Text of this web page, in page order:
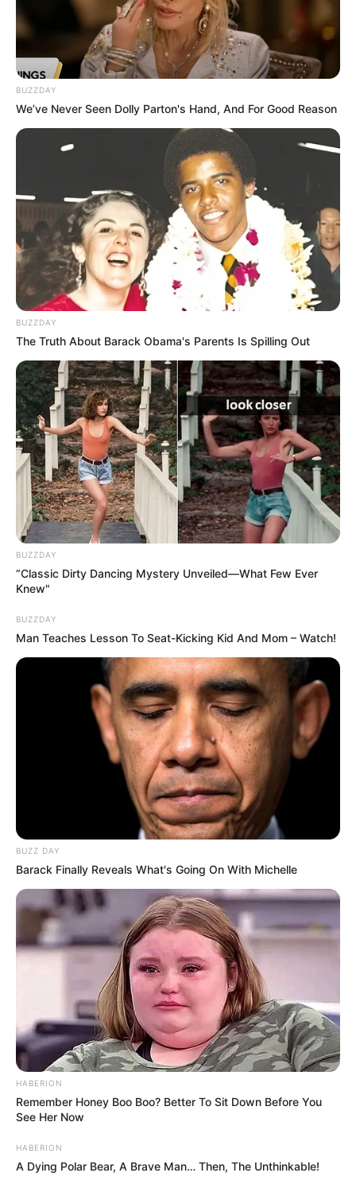
Avec AlloCiné, Vanessa Demouy revient sur
toute cette intrigue et évoque ce qui attend
Rose cet été…
AlloCiné : Qu’avez-vous ressenti en
découvrant le défi culinaire que Rose a décidé
de relever dans “Ici tout commence” ?
Vanessa Demouy :J’étais en joie ! J’avais enfin
ma place en cuisine. Cela faisait tellement
je leur faisais part de ma volonté de me
rapprocher de l’aspect culinaire de la série.
Pouvoir enfin le faire m’a rendue évidemment
très heureuse.
BUZZDAY
We’ve Never Seen Dolly Parton's Hand, And For Good Reason
BUZZDAY
The Truth About Barack Obama's Parents Is Spilling Out
BUZZDAY
“Classic Dirty Dancing Mystery Unveiled—What Few Ever
Knew"
BUZZDAY
Man Teaches Lesson To Seat-Kicking Kid And Mom – Watch!
BUZZ DAY
Barack Finally Reveals What's Going On With Michelle
HABERION
Remember Honey Boo Boo? Better To Sit Down Before You
See Her Now
HABERION
A Dying Polar Bear, A Brave Man… Then, The Unthinkable!